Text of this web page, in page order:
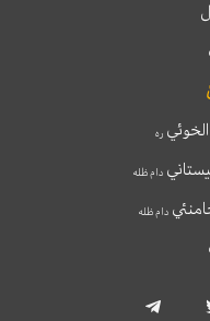
ره
دام ظله
دام ظله
l